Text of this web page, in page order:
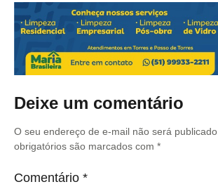
Deixe um comentário
O seu endereço de e-mail não será publicado.
obrigatórios são marcados com *
Comentário *